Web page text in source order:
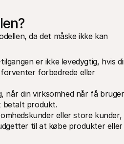
da det måske ikke kan
er ikke levedygtig, hvis
forbedrede eller
når din virksomhed når få
betalt produkt.
eller store kunder,
til at købe produkter eller